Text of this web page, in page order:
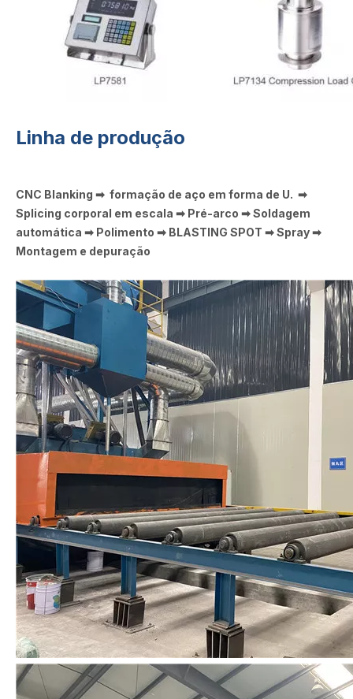
Linha de produção
CNC Blanking ➡ formação de aço em forma de U. ➡
Splicing corporal em escala ➡ Pré-arco ➡ Soldagem
automática ➡ Polimento ➡ BLASTING SPOT ➡ Spray ➡
Montagem e depuração